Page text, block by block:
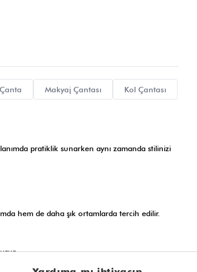
Makyaj Çantası Kol Çantası
pratiklik sunarken aynı zamanda stilinizi
hem de daha şık ortamlarda tercih edilir.